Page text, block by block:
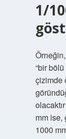
1/
“bir
çizimde
mm ise,
1000